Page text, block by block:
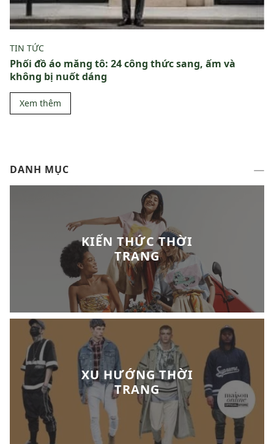
TIN TỨC
Phối đồ áo măng tô: 24 công thức sang, ấm và
không bị nuốt dáng
Xem thêm
DANH MỤC
KIẾN THỨC THỜI
TRANG
XU HƯỚNG THỜI
TRANG